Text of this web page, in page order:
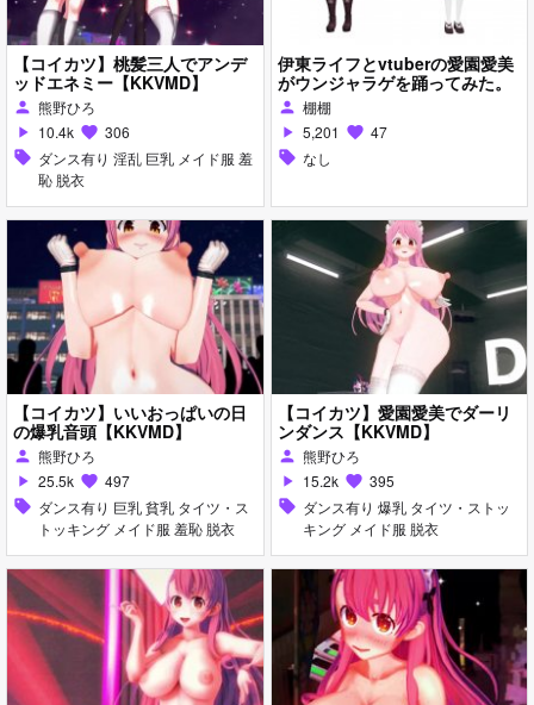
【コイカツ】桃髪三人でアンデ
ッドエネミー【KKVMD】
person 熊野ひろ
play_arrow 10.4k favorite 306
sell ダンス有り 淫乱 巨乳 メイド服 羞
恥 脱衣
伊東ライフとvtuberの愛園愛美
がウンジャラゲを踊ってみた。
person 棚棚
play_arrow 5,201 favorite 47
sell なし
【コイカツ】いいおっぱいの日
の爆乳音頭【KKVMD】
person 熊野ひろ
play_arrow 25.5k favorite 497
sell ダンス有り 巨乳 貧乳 タイツ・ス
トッキング メイド服 羞恥 脱衣
【コイカツ】愛園愛美でダーリ
ンダンス【KKVMD】
person 熊野ひろ
play_arrow 15.2k favorite 395
sell ダンス有り 爆乳 タイツ・ストッ
キング メイド服 脱衣